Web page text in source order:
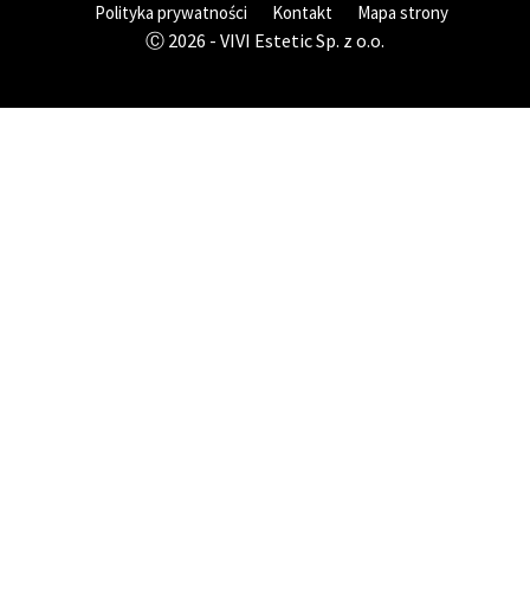
Polityka prywatności
Kontakt Mapa strony
Ⓒ 2026 - VIVI Estetic Sp. z o.o.